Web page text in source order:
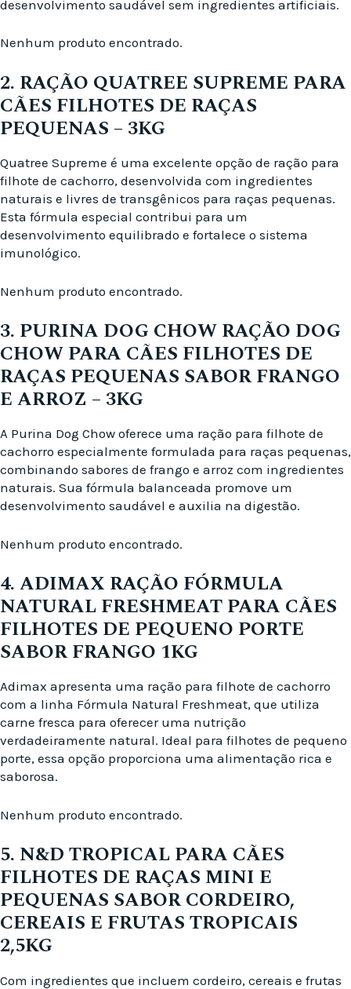
desenvolvimento saudável sem ingredientes artificiais.
Nenhum produto encontrado.
2. RAÇÃO QUATREE SUPREME PARA
CÃES FILHOTES DE RAÇAS
PEQUENAS – 3KG
Quatree Supreme é uma excelente opção de ração para
filhote de cachorro, desenvolvida com ingredientes
naturais e livres de transgênicos para raças pequenas.
Esta fórmula especial contribui para um
desenvolvimento equilibrado e fortalece o sistema
imunológico.
Nenhum produto encontrado.
3. PURINA DOG CHOW RAÇÃO DOG
CHOW PARA CÃES FILHOTES DE
RAÇAS PEQUENAS SABOR FRANGO
E ARROZ – 3KG
A Purina Dog Chow oferece uma ração para filhote de
cachorro especialmente formulada para raças pequenas,
combinando sabores de frango e arroz com ingredientes
naturais. Sua fórmula balanceada promove um
desenvolvimento saudável e auxilia na digestão.
Nenhum produto encontrado.
4. ADIMAX RAÇÃO FÓRMULA
NATURAL FRESHMEAT PARA CÃES
FILHOTES DE PEQUENO PORTE
SABOR FRANGO 1KG
Adimax apresenta uma ração para filhote de cachorro
com a linha Fórmula Natural Freshmeat, que utiliza
carne fresca para oferecer uma nutrição
verdadeiramente natural. Ideal para filhotes de pequeno
porte, essa opção proporciona uma alimentação rica e
saborosa.
Nenhum produto encontrado.
5. N&D TROPICAL PARA CÃES
FILHOTES DE RAÇAS MINI E
PEQUENAS SABOR CORDEIRO,
CEREAIS E FRUTAS TROPICAIS
2,5KG
Com ingredientes que incluem cordeiro, cereais e frutas